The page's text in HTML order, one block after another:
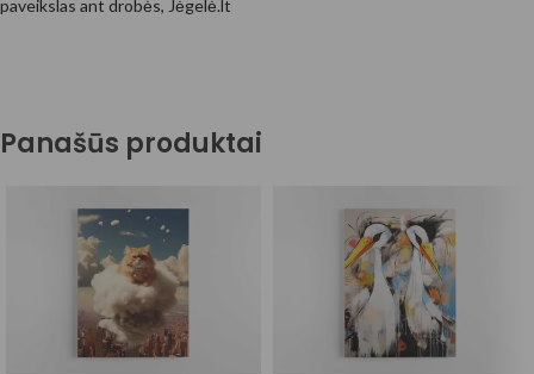
paveikslas ant drobės, Jėgelė.lt
Panašūs produktai